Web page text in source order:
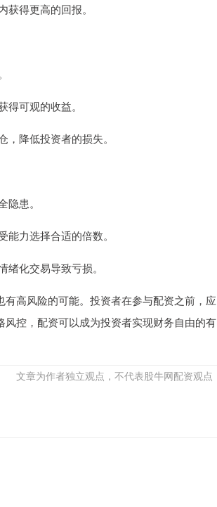
得更高的回报。
可观的收益。
降低投资者的损失。
患。
力选择合适的倍数。
化交易导致亏损。
高风险的可能。投资者在参与配资之前，应
控，配资可以成为投资者实现财务自由的有
文章为作者独立观点，不代表股牛网配资观点